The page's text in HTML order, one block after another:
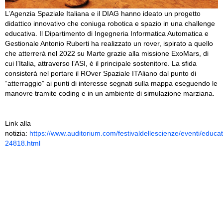
L’Agenzia Spaziale Italiana e il DIAG hanno ideato un progetto
didattico innovativo che coniuga robotica e spazio in una challenge
educativa. Il Dipartimento di Ingegneria Informatica Automatica e
Gestionale Antonio Ruberti ha realizzato un rover, ispirato a quello
che atterrerà nel 2022 su Marte grazie alla missione ExoMars, di
cui l’Italia, attraverso l’ASI, è il principale sostenitore. La sfida
consisterà nel portare il ROver Spaziale ITAliano dal punto di
“atterraggio” ai punti di interesse segnati sulla mappa eseguendo le
manovre tramite coding e in un ambiente di simulazione marziana.
Link alla
notizia: https://www.auditorium.com/festivaldellescienze/eventi/
24818.html